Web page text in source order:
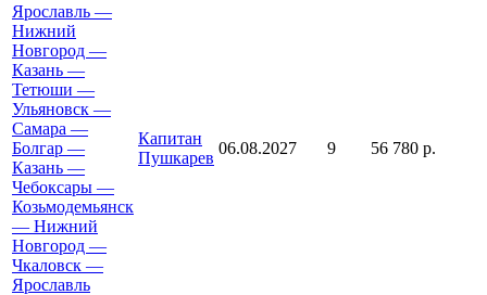
Ярославль —
Нижний
Новгород —
Казань —
Тетюши —
Ульяновск —
Самара —
Болгар —
Казань —
Чебоксары —
Козьмодемьянск
— Нижний
Новгород —
Чкаловск —
Ярославль
Капитан
Пушкарев
06.08.2027 9 56 780 р.